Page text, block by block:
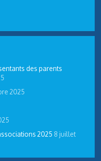
des parents
2025
2025 8 juillet